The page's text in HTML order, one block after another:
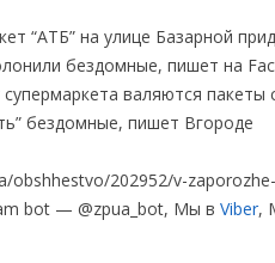
“АТБ” на улице Базарной
бездомные, пишет на
валяются
бездомные, пишет Вгороде
obshhestvo/202952/v-
bot — @zpua_bot, Мы в Viber,